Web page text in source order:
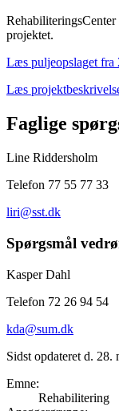
projektet.
Læs puljeopslaget fra
Læs
Faglige
Line Riddersholm
Telefon 77 55 77 33
liri@sst.dk
Spørgsmål
Kasper Dahl
Telefon 72 26 94 54
kda@sum.dk
Sidst opdateret d. 28.
Emne:
Rehabilitering